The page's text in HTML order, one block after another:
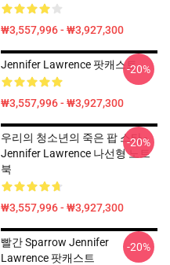
₩3,557,996 - ₩3,927,300
Jennifer Lawrence 팟캐스트
₩3,557,996 - ₩3,927,300
-20%
우리의 청소년의 죽은 팝 스타 -
Jennifer Lawrence 나선형 노트
북
₩3,557,996 - ₩3,927,300
-20%
빨간 Sparrow Jennifer
Lawrence 팟캐스트
-20%